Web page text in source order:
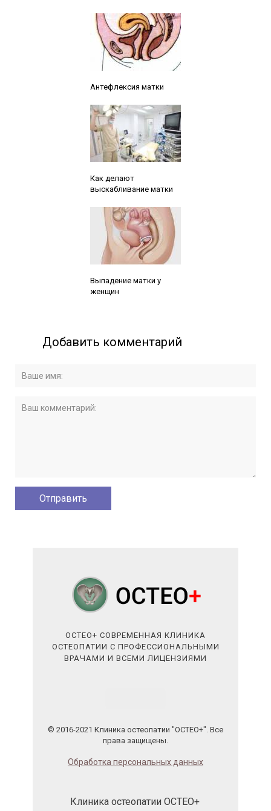
Антефлексия матки
Как делают
выскабливание матки
Выпадение матки у
женщин
Добавить комментарий
ОСТЕО+ СОВРЕМЕННАЯ КЛИНИКА
ОСТЕОПАТИИ С ПРОФЕССИОНАЛЬНЫМИ
ВРАЧАМИ И ВСЕМИ ЛИЦЕНЗИЯМИ
© 2016-2021 Клиника остеопатии "ОСТЕО+". Все
права защищены.
Обработка персональных данных
Клиника остеопатии ОСТЕО+